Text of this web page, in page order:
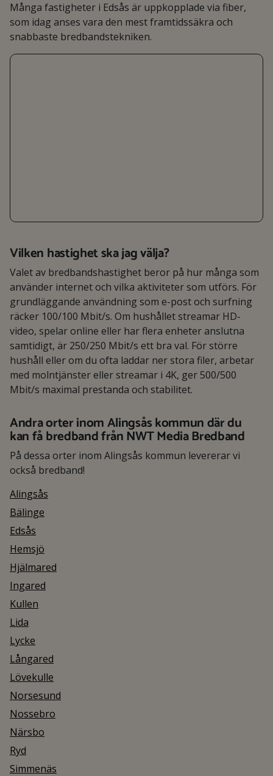
Många fastigheter i Edsås är uppkopplade via fiber,
som idag anses vara den mest framtidssäkra och
snabbaste bredbandstekniken.
Vilken hastighet ska jag välja?
Valet av bredbandshastighet beror på hur många som
använder internet och vilka aktiviteter som utförs. För
grundläggande användning som e-post och surfning
räcker 100/100 Mbit/s. Om hushållet streamar HD-
video, spelar online eller har flera enheter anslutna
samtidigt, är 250/250 Mbit/s ett bra val. För större
hushåll eller om du ofta laddar ner stora filer, arbetar
med molntjänster eller streamar i 4K, ger 500/500
Mbit/s maximal prestanda och stabilitet.
Andra orter inom Alingsås kommun där du
kan få bredband från NWT Media Bredband
På dessa orter inom Alingsås kommun levererar vi
också bredband!
Alingsås
Bälinge
Edsås
Hemsjö
Hjälmared
Ingared
Kullen
Lida
Lycke
Långared
Lövekulle
Norsesund
Nossebro
Närsbo
Ryd
Simmenäs